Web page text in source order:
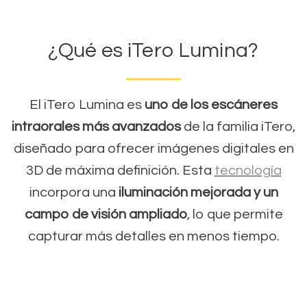
¿Qué es iTero Lumina?
El iTero Lumina es uno de los escáneres
intraorales más avanzados de la familia iTero,
diseñado para ofrecer imágenes digitales en
3D de máxima definición. Esta tecnología
incorpora una iluminación mejorada y un
campo de visión ampliado, lo que permite
capturar más detalles en menos tiempo.